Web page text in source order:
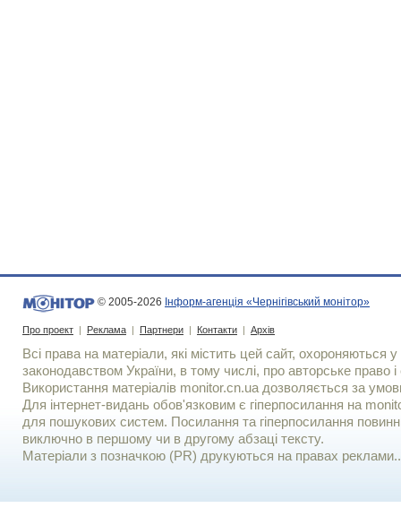
© 2005-2026 Інформ-агенція «Чернігівський монітор»
Про проект | Реклама | Партнери | Контакти | Архів
Всі права на матеріали, які містить цей сайт, охороняються у
законодавством України, в тому числі, про авторське право і
Використання матерiалiв monitor.cn.ua дозволяється за
Для iнтернет-видань обов'язковим є гiперпосилання на
для пошукових систем. Посилання та гіперпосилання
виключно в першому чи в другому абзаці тексту.
Матеріали з позначкою (PR) друкуються на правах реклами..